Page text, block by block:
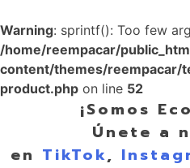
Warning: sprintf(): Too few
/home/reempacar/
content/themes/reempacar/
product.php on line 52
¡Somos
Únete a
en TikTok,